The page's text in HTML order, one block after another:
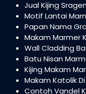
Jual Kijing Sragen
Motif Lantai
Papan Nama
Makam Marmer
Wall Cladding
Batu Nisan
Kijing Makam
Makam Katolik
Contoh Vandel